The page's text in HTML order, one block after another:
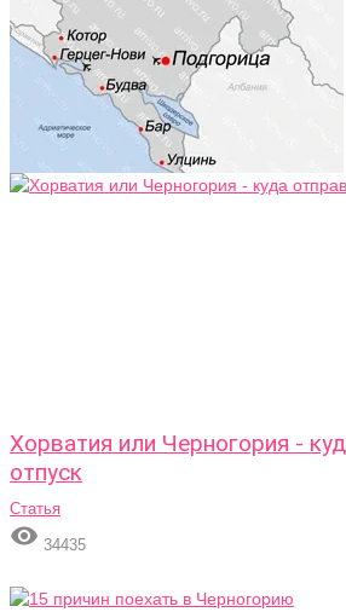
Хорватия или Черногория -
отпуск
Статья
 34435